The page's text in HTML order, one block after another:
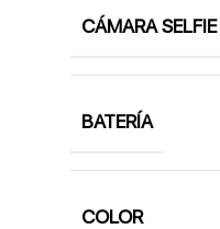
CÁMARA SELFIE
BATERÍA
COLOR